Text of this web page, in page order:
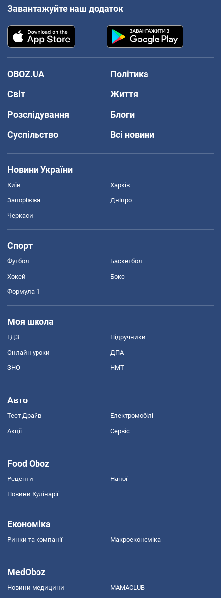
Завантажуйте наш додаток
OBOZ.UA
Політика
Світ
Життя
Розслідування
Блоги
Суспільство
Всі новини
Новини України
Київ Харків
Запоріжжя Дніпро
Черкаси
Спорт
Футбол Баскетбол
Хокей Бокс
Формула-1
Моя школа
ГДЗ Підручники
Онлайн уроки ДПА
ЗНО НМТ
Авто
Тест Драйв Електромобілі
Акції Сервіс
Food Oboz
Рецепти Напої
Новини Кулінарії
Економіка
Ринки та компанії Макроекономіка
MedOboz
Новини медицини MAMACLUB